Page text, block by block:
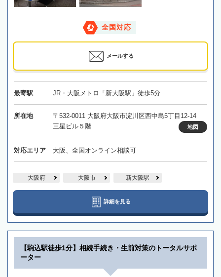
全国対応
メールする
最寄駅 JR・大阪メトロ「新大阪駅」徒歩5分
所在地
〒532-0011 大阪府大阪市淀川区西中島5丁目12-14
三星ビル５階
地図
対応エリア 大阪、全国オンライン相談可
大阪府 大阪市 新大阪駅
詳細を見る
【駒込駅徒歩1分】相続手続き・生前対策のトータルサポ
ーター